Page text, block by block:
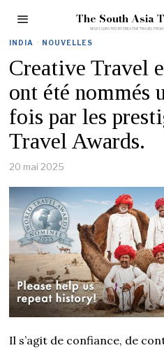
The South Asia
INDIA · NOUVELLES
Creative Travel
ont été nommés
fois par les
Travel Awards.
20 mai 2025
Il s’agit de confiance, de